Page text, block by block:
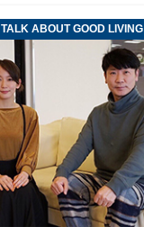
TALK ABOUT GOOD LIVING